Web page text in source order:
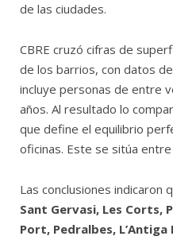
de las ciudades.
CBRE cruzó cifras de
de los barrios, con datos
incluye personas de entre
años. Al resultado lo
que define el equilibrio
oficinas. Este se sitúa
Las conclusiones indicaron
Sant Gervasi, Les Corts,
Port, Pedralbes, L’Antiga